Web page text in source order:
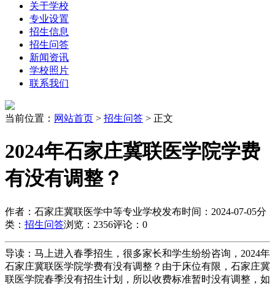
关于学校
专业设置
招生信息
招生问答
新闻资讯
学校照片
联系我们
当前位置： 网站首页 > 招生问答 > 正文
2024年石家庄冀联医学院学费
有没有调整？
作者：石家庄冀联医学中等专业学校发布时间：2024-07-05分
类： 招生问答浏览：2356评论：0
导读：马上进入春季招生，很多家长和学生纷纷咨询，2024年
石家庄冀联医学院学费有没有调整？由于床位有限，石家庄冀
联医学院春季没有招生计划，所以收费标准暂时没有调整，如